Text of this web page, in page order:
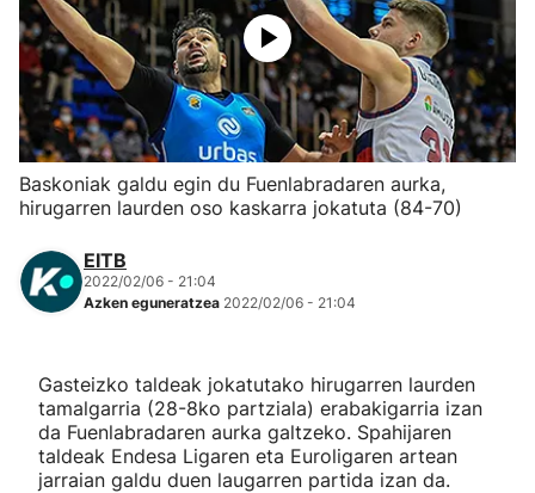
Herri-kirolak
Eskubaloia
Kirolak 360
Mendi-lasterketak
"Helmuga"
Baskoniak galdu egin du Fuenlabradaren aurka,
hirugarren laurden oso kaskarra jokatuta (84-70)
EITB
2022/02/06 - 21:04
Azken eguneratzea 2022/02/06 - 21:04
Gasteizko taldeak jokatutako hirugarren laurden
tamalgarria (28-8ko partziala) erabakigarria izan
da Fuenlabradaren aurka galtzeko. Spahijaren
taldeak Endesa Ligaren eta Euroligaren artean
jarraian galdu duen laugarren partida izan da.